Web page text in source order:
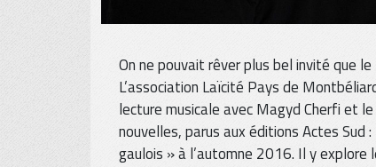
On ne pouvait rêver plus bel invité que
L’association Laïcité Pays de
lecture musicale avec Magyd Cherfi et
nouvelles, parus aux éditions Actes
gaulois » à l’automne 2016. Il y